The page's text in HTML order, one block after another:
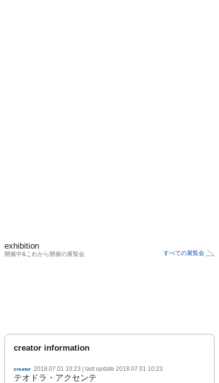
exhibition
開催中&これから開催の展覧会 すべての展覧会
creator information
creator 2018.07.01 10:23 | last update 2018.07.01 10:23
テオドラ・アクセンテ